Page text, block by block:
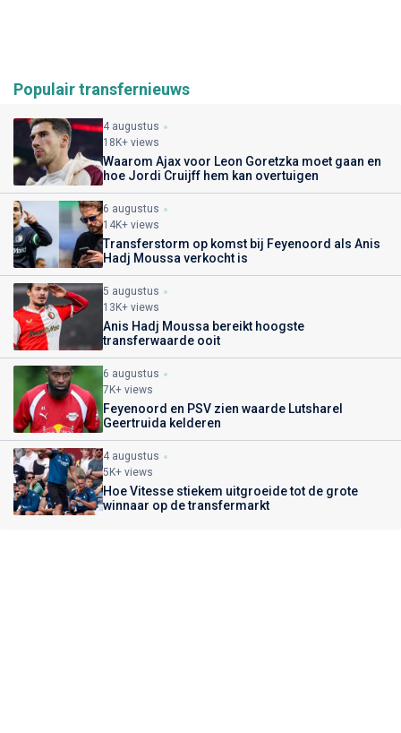
Populair transfernieuws
4 augustus
18K+ views
Waarom Ajax voor Leon Goretzka moet gaan en
hoe Jordi Cruijff hem kan overtuigen
6 augustus
14K+ views
Transferstorm op komst bij Feyenoord als Anis
Hadj Moussa verkocht is
5 augustus
13K+ views
Anis Hadj Moussa bereikt hoogste
transferwaarde ooit
6 augustus
7K+ views
Feyenoord en PSV zien waarde Lutsharel
Geertruida kelderen
4 augustus
5K+ views
Hoe Vitesse stiekem uitgroeide tot de grote
winnaar op de transfermarkt